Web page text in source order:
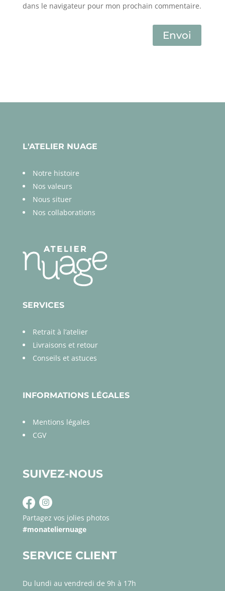
dans le navigateur pour mon prochain commentaire.
Envoi
L'ATELIER NUAGE
Notre histoire
Nos valeurs
Nous situer
Nos collaborations
SERVICES
Retrait à l’atelier
Livraisons et retour
Conseils et astuces
INFORMATIONS LÉGALES
Mentions légales
CGV
SUIVEZ-NOUS
Partagez vos jolies photos
#monateliernuage
SERVICE CLIENT
Du lundi au vendredi de 9h à 17h